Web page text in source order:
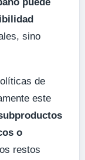
sino
de
este
o
restos